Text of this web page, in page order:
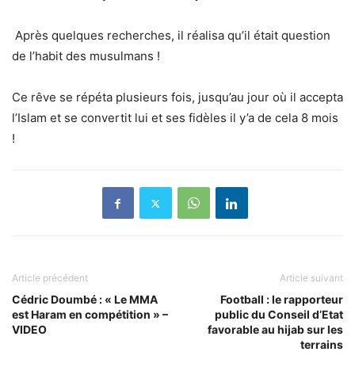
Après quelques recherches, il réalisa qu’il était question
de l’habit des musulmans !
Ce rêve se répéta plusieurs fois, jusqu’au jour où il accepta
l’Islam et se convertit lui et ses fidèles il y’a de cela 8 mois
!
Article précédent
Cédric Doumbé : « Le MMA
est Haram en compétition » –
VIDEO
Article suivant
Football : le rapporteur
public du Conseil d’Etat
favorable au hijab sur les
terrains